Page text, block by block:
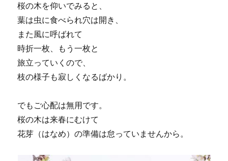
桜の木を仰いでみると、
葉は虫に食べられ穴は開き、
また風に呼ばれて
時折一枚、もう一枚と
旅立っていくので、
枝の様子も寂しくなるばかり。
でもご心配は無用です。
桜の木は来春にむけて
花芽（はなめ）の準備は怠っていませんから。